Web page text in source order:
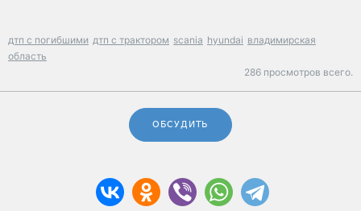
дтп с погибшими дтп с трактором scania hyundai владимирская
область
286 просмотров всего.
ОБСУДИТЬ